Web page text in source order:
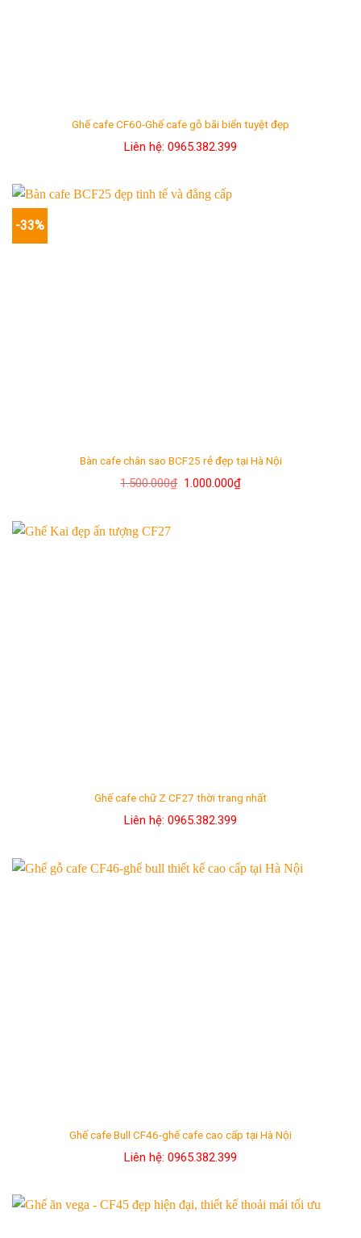
Ghế cafe CF60-Ghế cafe gỗ bãi biển tuyệt đẹp
Liên hệ: 0965.382.399
-33%
Bàn cafe chân sao BCF25 rẻ đẹp tại Hà Nội
1.500.000₫ Giá
1.000.000₫Giá
Ghế cafe chữ Z CF27 thời trang nhất
Liên hệ: 0965.382.399
Ghế cafe Bull CF46-ghế cafe cao cấp tại Hà Nội
Liên hệ: 0965.382.399